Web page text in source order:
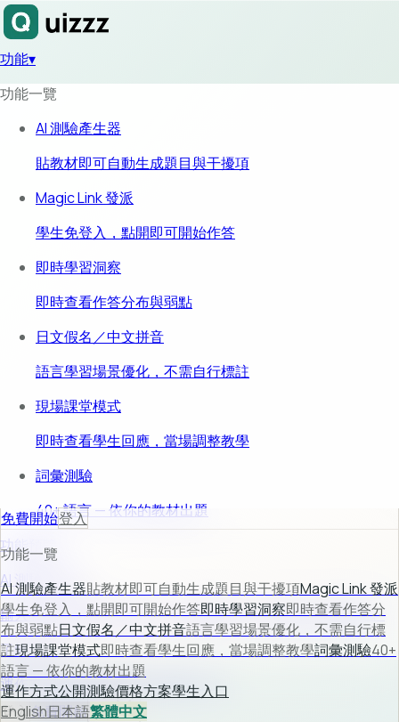
功能▾
功能一覽
AI 測驗產生器
貼教材即可自動生成題目與干擾項
Magic Link 發派
學生免登入，點開即可開始作答
即時學習洞察
即時查看作答分布與弱點
日文假名／中文拼音
語言學習場景優化，不需自行標註
現場課堂模式
即時查看學生回應，當場調整教學
詞彙測驗
40+ 語言 — 依你的教材出題
功能預覽
AI 測驗產生器
輸入教材後自動生成題目、選項與解析，快速完成可用測驗。
了解更多 →
運作方式公開測驗價格方案學生入口
登入免費開始
免費開始登入
功能一覽
AI 測驗產生器貼教材即可自動生成題目與干擾項Magic Link 發派
學生免登入，點開即可開始作答即時學習洞察即時查看作答分
布與弱點日文假名／中文拼音語言學習場景優化，不需自行標
註現場課堂模式即時查看學生回應，當場調整教學詞彙測驗40+
語言 — 依你的教材出題
運作方式公開測驗價格方案學生入口
English日本語繁體中文